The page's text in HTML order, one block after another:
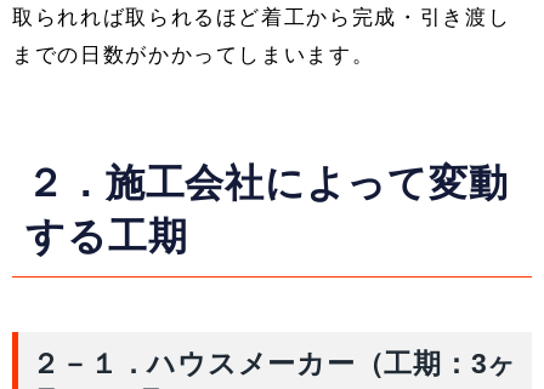
取られれば取られるほど着工から完成・引き渡し
までの日数がかかってしまいます。
２．施工会社によって変動
する工期
２－１．ハウスメーカー（工期：3ヶ